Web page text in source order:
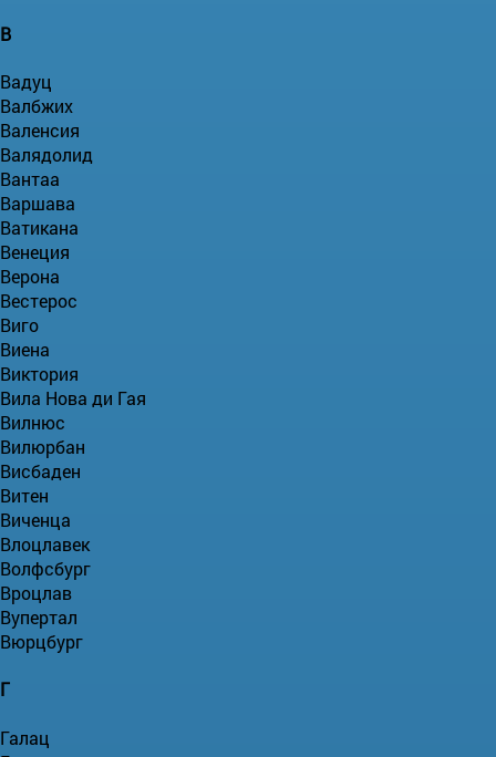
В
Вадуц
Валбжих
Валенсия
Валядолид
Вантаа
Варшава
Ватикана
Венеция
Верона
Вестерос
Виго
Виена
Виктория
Вила Нова ди Гая
Вилнюс
Вилюрбан
Висбаден
Витен
Виченца
Влоцлавек
Волфсбург
Вроцлав
Вупертал
Вюрцбург
Г
Галац